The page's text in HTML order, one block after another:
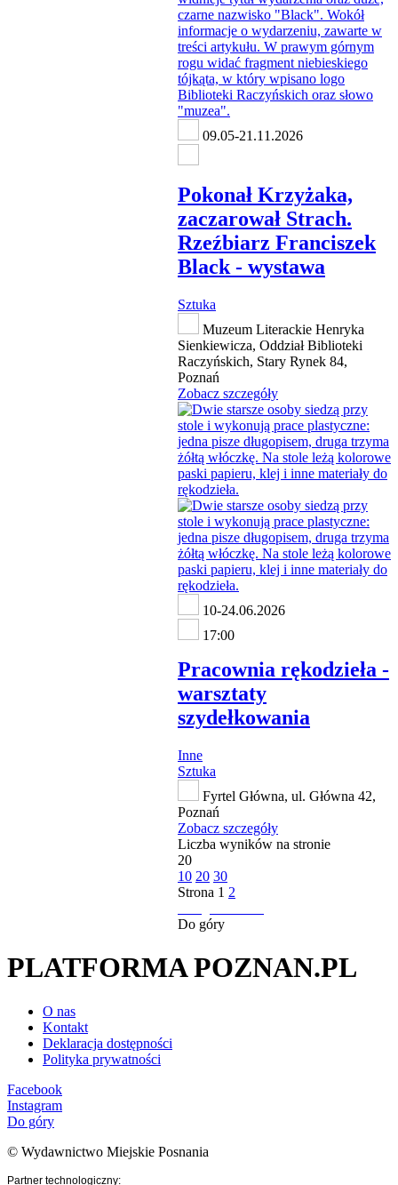
09.05-21.11.2026
Pokonał Krzyżaka,
zaczarował Strach.
Rzeźbiarz Franciszek
Black - wystawa
Sztuka
Muzeum Literackie Henryka
Sienkiewicza, Oddział Biblioteki
Raczyńskich, Stary Rynek 84,
Poznań
Zobacz szczegóły
10-24.06.2026
17:00
Pracownia rękodzieła -
warsztaty
szydełkowania
Inne
Sztuka
Fyrtel Główna, ul. Główna 42,
Poznań
Zobacz szczegóły
Liczba wyników na stronie
20
10 20 30
Strona 1 2
Do góry
PLATFORMA POZNAN.PL
O nas
Kontakt
Deklaracja dostępności
Polityka prywatności
Facebook
Instagram
Do góry
© Wydawnictwo Miejskie Posnania
Partner technologiczny: